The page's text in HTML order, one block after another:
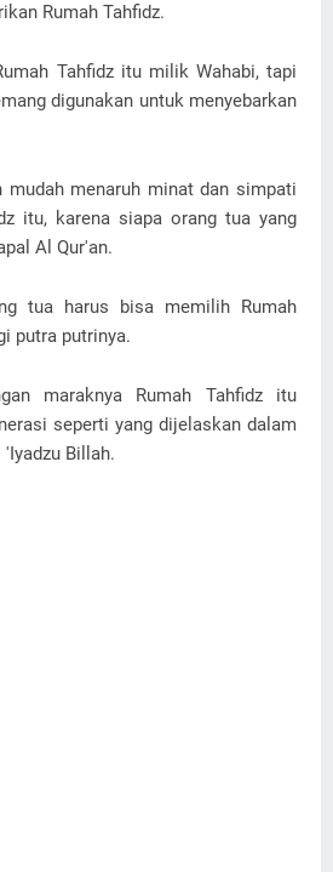
Rumah Tahfidz.
Tahfidz itu milik Wahabi, tapi
digunakan untuk menyebarkan
mudah menaruh minat dan simpati
itu, karena siapa orang tua yang
Al Qur'an.
tua harus bisa memilih Rumah
putra putrinya.
maraknya Rumah Tahfidz itu
seperti yang dijelaskan dalam
Billah.